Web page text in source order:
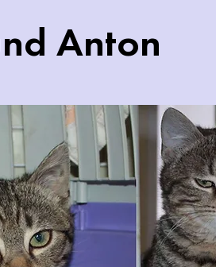
Anton